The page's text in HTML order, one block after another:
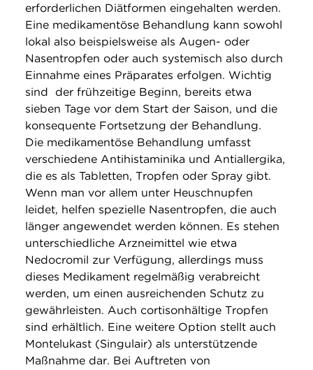
erforderlichen Diätformen eingehalten werden.
Eine medikamentöse Behandlung kann sowohl
lokal also beispielsweise als Augen- oder
Nasentropfen oder auch systemisch also durch
Einnahme eines Präparates erfolgen. Wichtig
sind der frühzeitige Beginn, bereits etwa
sieben Tage vor dem Start der Saison, und die
konsequente Fortsetzung der Behandlung.
Die medikamentöse Behandlung umfasst
verschiedene Antihistaminika und Antiallergika,
die es als Tabletten, Tropfen oder Spray gibt.
Wenn man vor allem unter Heuschnupfen
leidet, helfen spezielle Nasentropfen, die auch
länger angewendet werden können. Es stehen
unterschiedliche Arzneimittel wie etwa
Nedocromil zur Verfügung, allerdings muss
dieses Medikament regelmäßig verabreicht
werden, um einen ausreichenden Schutz zu
gewährleisten. Auch cortisonhältige Tropfen
sind erhältlich. Eine weitere Option stellt auch
Montelukast (Singulair) als unterstützende
Maßnahme dar. Bei Auftreten von